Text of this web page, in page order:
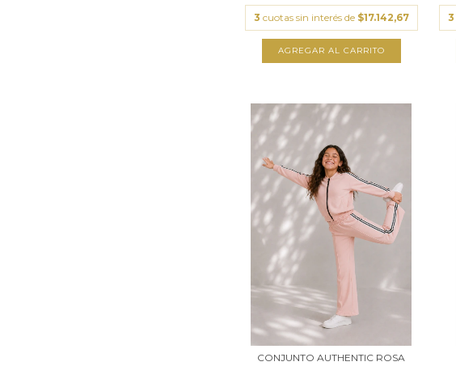
3 cuotas sin interés de $17.142,67
AGREGAR AL CARRITO
3
CONJUNTO AUTHENTIC ROSA